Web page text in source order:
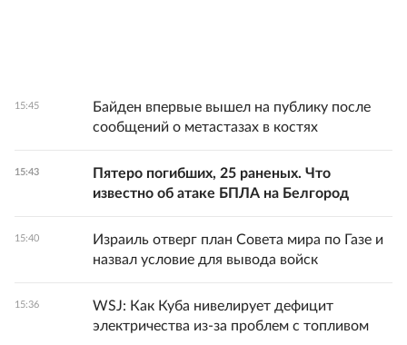
15:45
Байден впервые вышел на публику после
сообщений о метастазах в костях
15:43
Пятеро погибших, 25 раненых. Что
известно об атаке БПЛА на Белгород
15:40
Израиль отверг план Совета мира по Газе и
назвал условие для вывода войск
15:36
WSJ: Как Куба нивелирует дефицит
электричества из-за проблем с топливом